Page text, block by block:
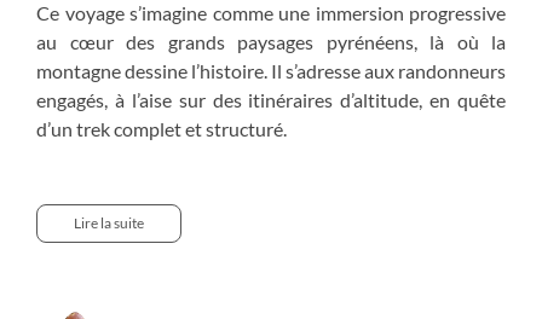
Ce voyage s’imagine comme une immersion progressive
au cœur des grands paysages pyrénéens, là où la
montagne dessine l’histoire. Il s’adresse aux randonneurs
engagés, à l’aise sur des itinéraires d’altitude, en quête
d’un trek complet et structuré.
l’Unesco, entre cirques glaciaires et hauts plateaux.
Troumouse, Estaubé puis Gavarnie donnent le tempo. La
Lire la suite